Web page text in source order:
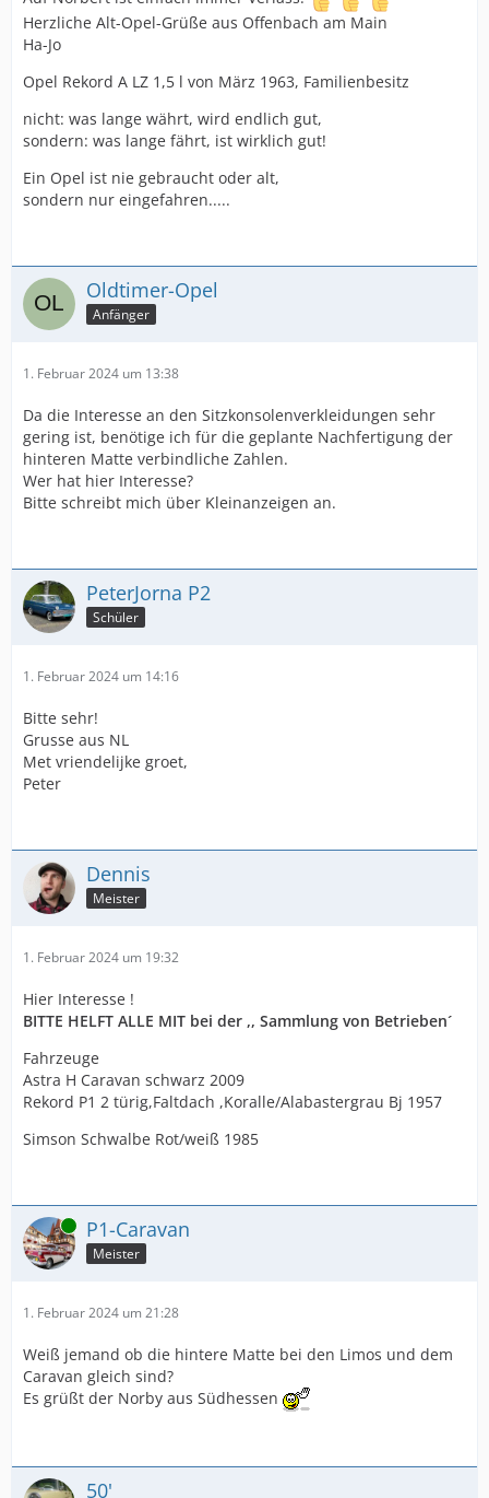
Herzliche Alt-Opel-Grüße aus Offenbach am Main
Ha-Jo
Opel Rekord A LZ 1,5 l von März 1963, Familienbesitz
nicht: was lange währt, wird endlich gut,
sondern: was lange fährt, ist wirklich gut!
Ein Opel ist nie gebraucht oder alt,
sondern nur eingefahren.....
Oldtimer-Opel
Anfänger
1. Februar 2024 um 13:38
Da die Interesse an den Sitzkonsolenverkleidungen sehr
gering ist, benötige ich für die geplante Nachfertigung der
hinteren Matte verbindliche Zahlen.
Wer hat hier Interesse?
Bitte schreibt mich über Kleinanzeigen an.
PeterJorna P2
Schüler
1. Februar 2024 um 14:16
Bitte sehr!
Grusse aus NL
Met vriendelijke groet,
Peter
Dennis
Meister
1. Februar 2024 um 19:32
Hier Interesse !
BITTE HELFT ALLE MIT bei der ,, Sammlung von Betrieben´
Fahrzeuge
Astra H Caravan schwarz 2009
Rekord P1 2 türig,Faltdach ,Koralle/Alabastergrau Bj 1957
Simson Schwalbe Rot/weiß 1985
Online P1-Caravan
Meister
1. Februar 2024 um 21:28
Weiß jemand ob die hintere Matte bei den Limos und dem
Caravan gleich sind?
Es grüßt der Norby aus Südhessen
50'